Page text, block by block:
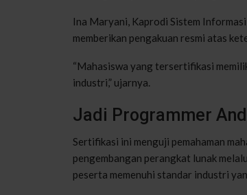
Ina Maryani, Kaprodi Sistem
memberikan pengakuan resmi atas
“Mahasiswa yang tersertifikasi
industri,” ujarnya.
Jadi Programmer
Sertifikasi ini menguji pemahaman
pengembangan perangkat lunak
peserta memenuhi standar industri